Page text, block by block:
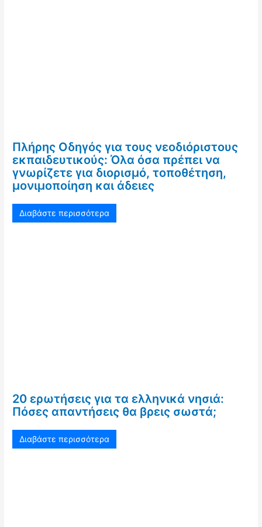
Πλήρης Οδηγός για τους νεοδιόριστους
εκπαιδευτικούς: Όλα όσα πρέπει να
γνωρίζετε για διορισμό, τοποθέτηση,
μονιμοποίηση και άδειες
Διαβάστε περισσότερα
20 ερωτήσεις για τα ελληνικά νησιά:
Πόσες απαντήσεις θα βρεις σωστά;
Διαβάστε περισσότερα